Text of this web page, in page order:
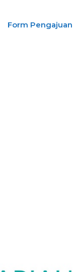
Form Pengajuan